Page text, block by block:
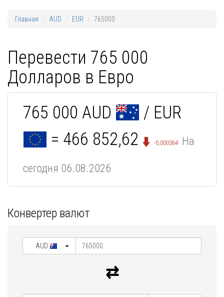
Главная AUD EUR 765000
Перевести 765 000
Долларов в Евро
765 000 AUD
/ EUR
= 466 852,62
-0,000364 На
сегодня 06.08.2026
Конвертер валют
AUD